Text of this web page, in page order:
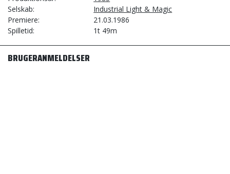
Selskab
Industrial Light & Magic
Premiere
21.03.1986
Spilletid
1t 49m
BRUGERANMELDELSER